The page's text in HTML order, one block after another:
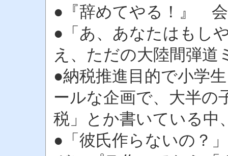
●『辞めてやる！』
●「あ、あなたはも
え、ただの大陸間弾道
●納税推進目的で小学
ールな企画で、大半の
税」とか書いている中
●「彼氏作らないの？